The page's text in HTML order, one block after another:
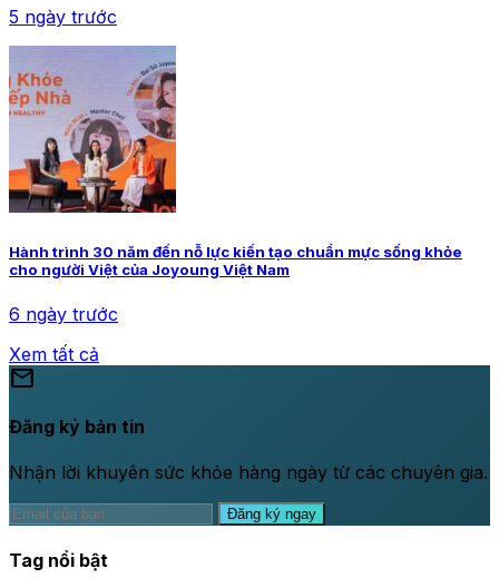
5 ngày trước
Hành trình 30 năm đến nỗ lực kiến tạo chuẩn mực sống khỏe
cho người Việt của Joyoung Việt Nam
6 ngày trước
Xem tất cả
mail
Đăng ký bản tin
Nhận lời khuyên sức khỏe hàng ngày từ các chuyên gia.
Đăng ký ngay
Tag nổi bật